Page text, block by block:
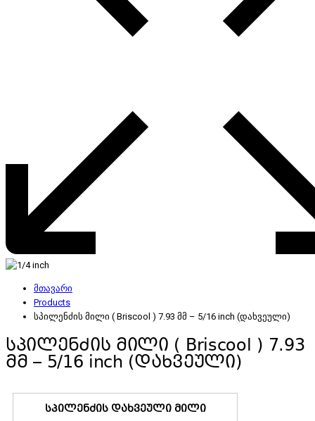
მთავარი
Products
სპილენძის მილი ( Briscool ) 7.93 მმ – 5/16 inch (დახვეული)
სპილენძის მილი ( Briscool ) 7.93
მმ – 5/16 inch (დახვეული)
სპილენძის დახვეული მილი